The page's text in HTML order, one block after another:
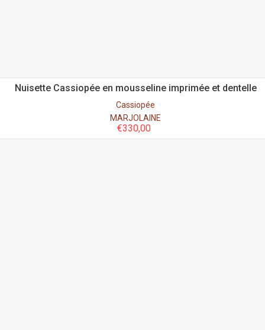
Nuisette Cassiopée en mousseline imprimée et dentelle
Cassiopée
MARJOLAINE
€330,00